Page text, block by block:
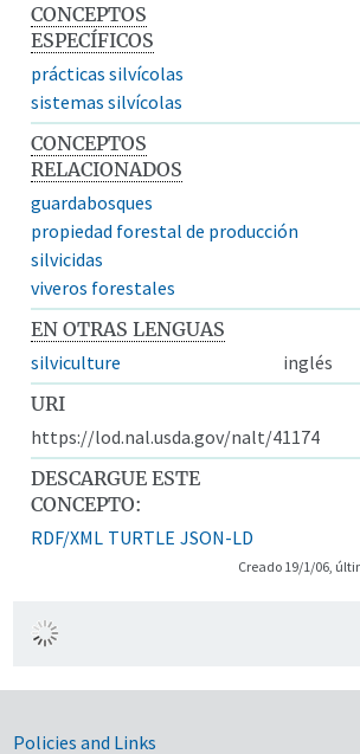
CONCEPTOS
ESPECÍFICOS
prácticas silvícolas
sistemas silvícolas
CONCEPTOS
RELACIONADOS
guardabosques
propiedad forestal de producción
silvicidas
viveros forestales
EN OTRAS LENGUAS
silviculture
inglés
URI
https://lod.nal.usda.gov/nalt/41174
DESCARGUE ESTE
CONCEPTO:
RDF/XML TURTLE JSON-LD
Creado 19/1/06,
Policies and Links